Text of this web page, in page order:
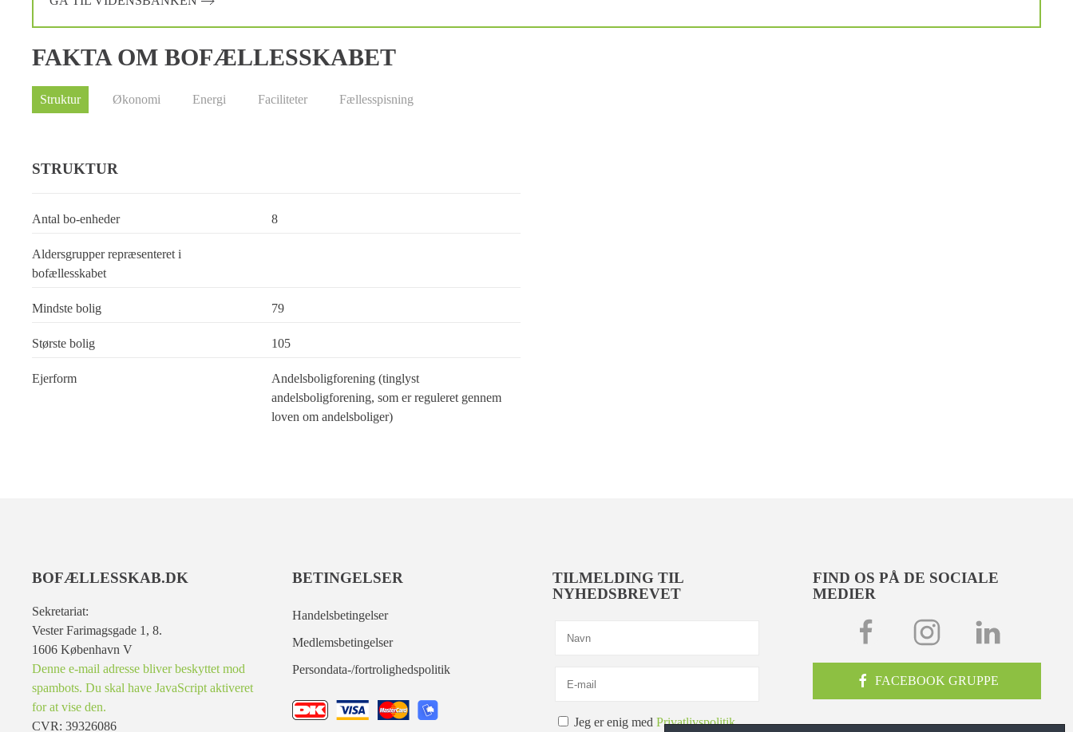
FAKTA OM BOFÆLLESSKABET
Struktur Økonomi Energi Faciliteter Fællesspisning
STRUKTUR
Antal bo-enheder 8
Aldersgrupper repræsenteret i
bofællesskabet
Mindste bolig 79
Største bolig 105
Ejerform
Andelsboligforening (tinglyst
andelsboligforening, som er reguleret gennem
loven om andelsboliger)
BOFÆLLESSKAB.DK
Sekretariat:
Vester Farimagsgade 1, 8.
1606 København V
Denne e-mail adresse bliver beskyttet mod
spambots. Du skal have JavaScript aktiveret
for at vise den.
CVR: 39326086
BETINGELSER
Handelsbetingelser
Medlemsbetingelser
Persondata-/fortrolighedspolitik
TILMELDING TIL
NYHEDSBREVET
Jeg er enig med Privatlivspolitik
FIND OS PÅ DE SOCIALE
MEDIER
FACEBOOK GRUPPE